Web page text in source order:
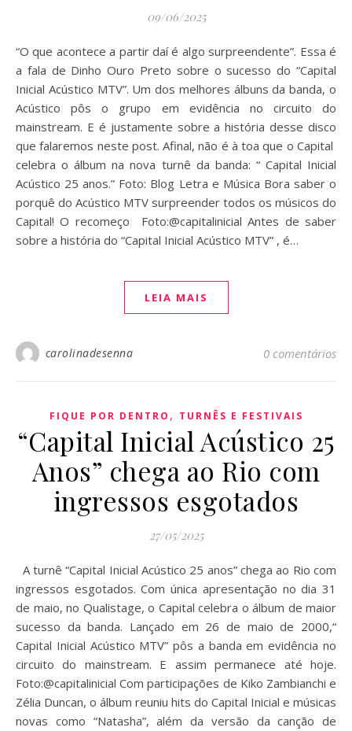
09/06/2025
“O que acontece a partir daí é algo surpreendente”. Essa é
a fala de Dinho Ouro Preto sobre o sucesso do “Capital
Inicial Acústico MTV”. Um dos melhores álbuns da banda, o
Acústico pôs o grupo em evidência no circuito do
mainstream. E é justamente sobre a história desse disco
que falaremos neste post. Afinal, não é à toa que o Capital
celebra o álbum na nova turnê da banda: “ Capital Inicial
Acústico 25 anos.” Foto: Blog Letra e Música Bora saber o
porquê do Acústico MTV surpreender todos os músicos do
Capital! O recomeço Foto:@capitalinicial Antes de saber
sobre a história do “Capital Inicial Acústico MTV” , é…
LEIA MAIS
carolinadesenna 0 comentários
FIQUE POR DENTRO , TURNÊS E FESTIVAIS
“Capital Inicial Acústico 25
Anos” chega ao Rio com
ingressos esgotados
27/05/2025
A turnê “Capital Inicial Acústico 25 anos” chega ao Rio com
ingressos esgotados. Com única apresentação no dia 31
de maio, no Qualistage, o Capital celebra o álbum de maior
sucesso da banda. Lançado em 26 de maio de 2000,“
Capital Inicial Acústico MTV” pôs a banda em evidência no
circuito do mainstream. E assim permanece até hoje.
Foto:@capitalinicial Com participações de Kiko Zambianchi e
Zélia Duncan, o álbum reuniu hits do Capital Inicial e músicas
novas como “Natasha”, além da versão da canção de